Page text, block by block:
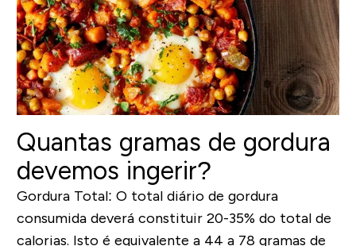
Quantas gramas de gordura
devemos ingerir?
Gordura Total: O total diário de gordura
consumida deverá constituir 20-35% do total de
calorias. Isto é equivalente a 44 a 78 gramas de